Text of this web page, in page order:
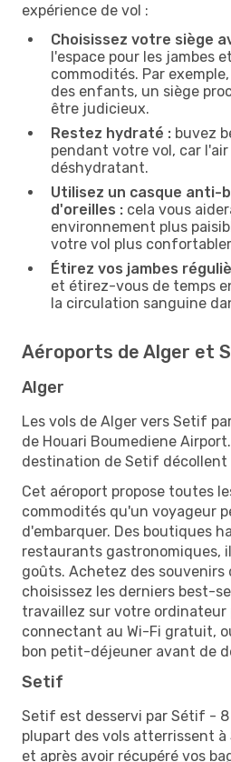
expérience de vol :
Choisissez votre siège
l'espace pour les jambes
commodités. Par
des enfants, un siège
être judicieux.
Restez hydraté : buvez
pendant votre vol, car
déshydratant.
Utilisez un casque anti-
d'oreilles : cela vous
environnement plus
votre vol plus
Étirez vos jambes
et étirez-vous de temps
la circulation sanguine
Aéroports de Alger et
Alger
Les vols de Alger vers Setif
de Houari Boumediene
destination de Setif décollent
Cet aéroport propose toutes
commodités qu'un voyageur
d'embarquer. Des boutiques
restaurants gastronomiques,
goûts. Achetez des souvenirs
choisissez les derniers best-
travaillez sur votre ordinateur
connectant au Wi-Fi gratuit,
bon petit-déjeuner avant de
Setif
Setif est desservi par Sétif - 8
plupart des vols atterrissent
et après avoir récupéré vos